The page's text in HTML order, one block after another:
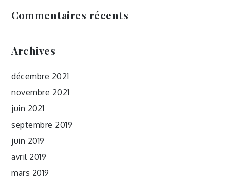
Commentaires récents
Archives
décembre 2021
novembre 2021
juin 2021
septembre 2019
juin 2019
avril 2019
mars 2019